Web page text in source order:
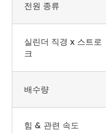
전원 종류
실린더 직경 x 스트로
크
배수량
힘 & 관련 속도